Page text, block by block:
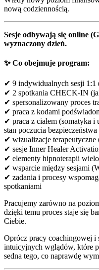
nową codziennością.
Sesje odbywają się online
wyznaczony dzień.
✨ Co obejmuje program:
✔ 9 indywidualnych sesji 1:1
✔ 2 spotkania CHECK-IN
✔ spersonalizowany proces
✔ praca z kodami
✔ praca z ciałem (somatyka
stan poczucia
✔ wizualizacje terapeutyczne
✔ sesje Inner Healer
✔ elementy hipnoterapii
✔ wsparcie między sesjami
✔ zadania i procesy
spotkaniami
Pracujemy zarówno na
dzięki temu proces staje się
Ciebie.
Oprócz pracy coachingowej i
intuicyjnych wglądów, które
sedna tego, co naprawdę